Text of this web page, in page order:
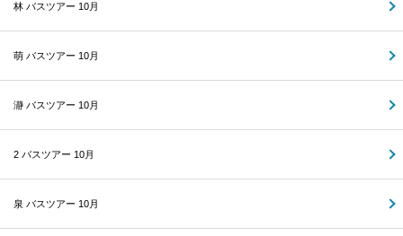
林 バスツアー 10月
萌 バスツアー 10月
瀞 バスツアー 10月
2 バスツアー 10月
泉 バスツアー 10月